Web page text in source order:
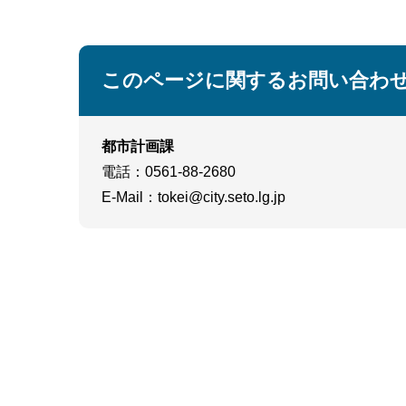
このページに関するお問い合わ
都市計画課
電話 ：0561-88-2680
E-Mail
： tokei@city.seto.lg.jp